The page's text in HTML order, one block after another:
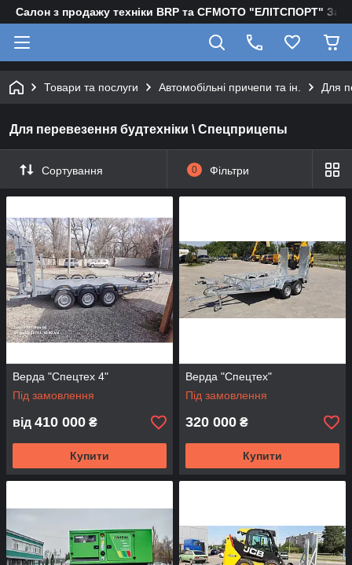
Салон з продажу техніки BRP та CFMOTO "EЛІТСПОРТ"
Товари та послуги Автомобільні причепи та ін. Для
Для перевезення будтехніки \ Спецприцепы
Сортування 0 Фільтри
Верда "Спецтех 4"
Під замовлення
від 410 000 ₴
Купити
Верда "Спецтех"
Під замовлення
320 000 ₴
Купити